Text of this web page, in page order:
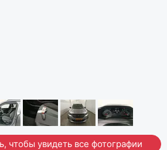
чтобы увидеть все фотографии